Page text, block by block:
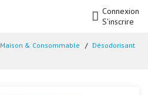
Connexion
S'inscrire
Maison & Consommable
Désodorisant